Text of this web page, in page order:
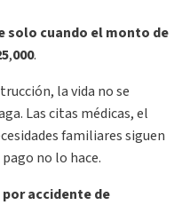
solo cuando el monto de
,000.
la vida no se
Las citas médicas, el
familiares siguen
no lo hace.
accidente de